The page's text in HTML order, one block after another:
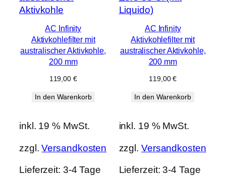
AC Infinity
Aktivkohlefilter mit
australischer Aktivkohle,
200 mm
119,00 €
In den Warenkorb
inkl. 19 % MwSt.
zzgl.Versandkosten
Lieferzeit: 3-4 Tage
AC Infinity
Aktivkohlefilter mit
australischer Aktivkohle,
200 mm
119,00€
In den Warenkorb
inkl. 19 % MwSt.
zzgl. Versandkosten
Lieferzeit:3-4 Tage